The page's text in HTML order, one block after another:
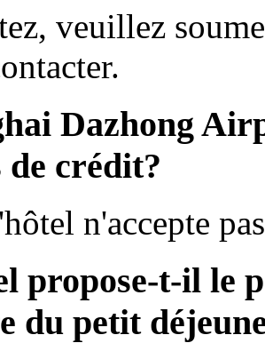
veuillez
Dazhong
de crédit?
n'accepte
propose-t-il le
du petit